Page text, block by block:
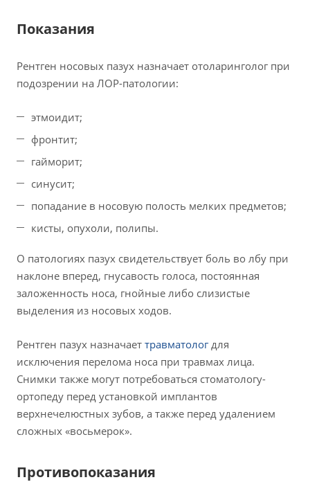
Показания
Рентген носовых пазух назначает отоларинголог при
подозрении на ЛОР-патологии:
этмоидит;
фронтит;
гайморит;
синусит;
попадание в носовую полость мелких предметов;
кисты, опухоли, полипы.
О патологиях пазух свидетельствует боль во лбу при
наклоне вперед, гнусавость голоса, постоянная
заложенность носа, гнойные либо слизистые
выделения из носовых ходов.
Рентген пазух назначает травматологдля
исключения перелома носа при травмах лица.
Снимки также могут потребоваться стоматологу-
ортопеду перед установкой имплантов
верхнечелюстных зубов, а также перед удалением
сложных «восьмерок».
Противопоказания